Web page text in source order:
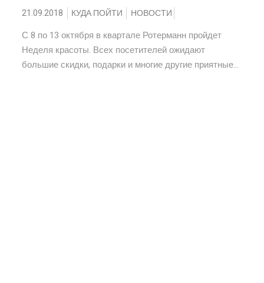
21.09.2018 КУДА ПОЙТИ НОВОСТИ
С 8 по 13 октября в квартале Ротерманн пройдет
Неделя красоты. Всех посетителей ожидают
большие скидки, подарки и многие другие приятные...